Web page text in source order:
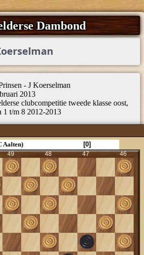
Dambond
- J Koerselman
2013
clubcompetitie tweede klasse oost,
1 t/m 8 2012-2013
Aalten) [0]
49 48 47 46